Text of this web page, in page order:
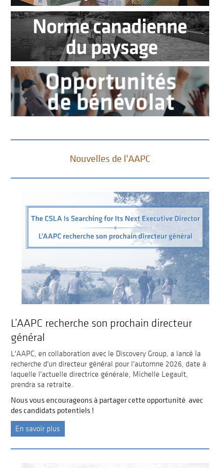
Nouvelles de l'AAPC
L’AAPC recherche son prochain directeur
général
L'AAPC, en collaboration avec le Discovery Group, a lancé la
recherche d'un directeur général pour l'automne 2026, date à
laquelle l'actuelle directrice générale, Michelle Legault,
prendra sa retraite.
Nous vous encourageons à partager cette opportunité avec
des candidats potentiels !
En savoir plus